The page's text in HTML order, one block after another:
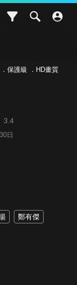
保護級 ．HD畫質
3.4
日
鄭有傑